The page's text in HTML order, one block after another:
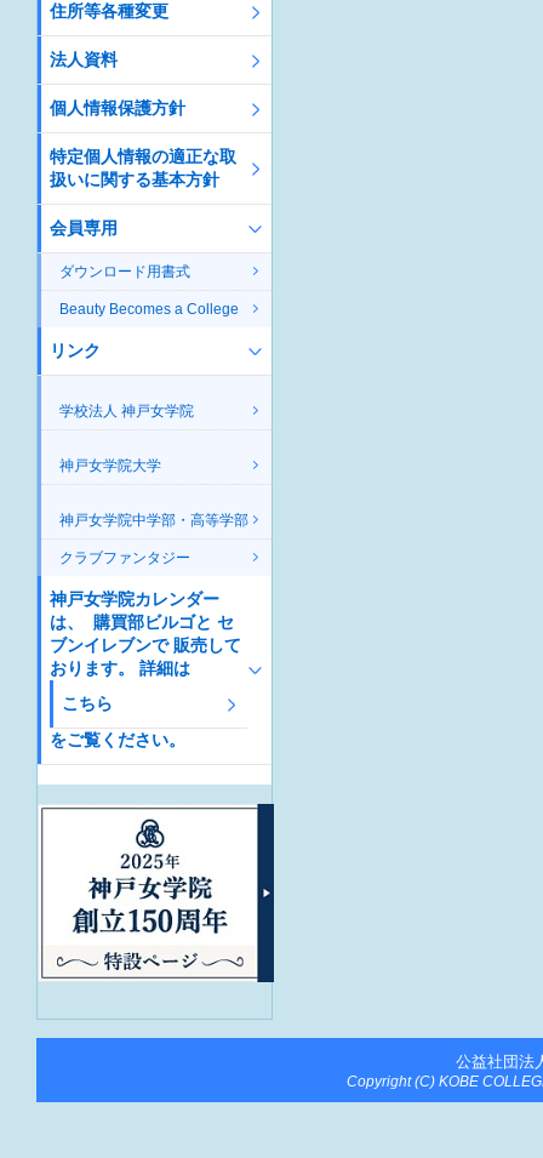
住所等各種変更
法人資料
個人情報保護方針
特定個人情報の適正な取
扱いに関する基本方針
会員専用
ダウンロード用書式
Beauty Becomes a College
リンク
学校法人 神戸女学院
神戸女学院大学
神戸女学院中学部・高等学部
クラブファンタジー
神戸女学院カレンダー
は、 購買部ビルゴと セ
ブンイレブンで 販売して
おります。 詳細は
こちら
をご覧ください。
公益社団法
Copyright (C) KOBE